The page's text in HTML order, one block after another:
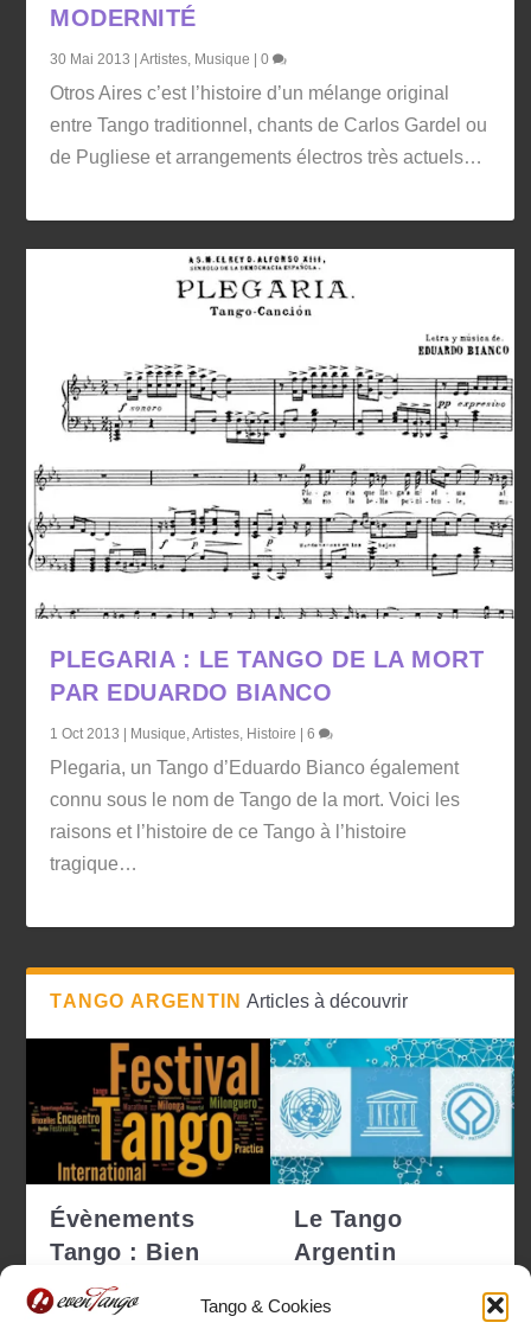
Tango & Cookies
MODERNITÉ
30 Mai 2013 |Artistes Musique |0
Otros Aires c’est l’histoire d’un mélange original
entre Tango traditionnel, chants de Carlos Gardel ou
de Pugliese et arrangements électros très actuels…
PLEGARIA : LE TANGO DE LA MORT
PAR EDUARDO BIANCO
1 Oct 2013 | Musique ,Artistes Histoire |6
Plegaria, un Tango d’Eduardo Bianco également
connu sous le nom de Tango de la mort. Voici les
raisons et l’histoire de ce Tango à l’histoire
tragique…
TANGO ARGENTIN Articles à découvrir
Évènements
Tango : Bien
choisir pour ne
pas se tro...
Le Tango
Argentin
Patrimoine